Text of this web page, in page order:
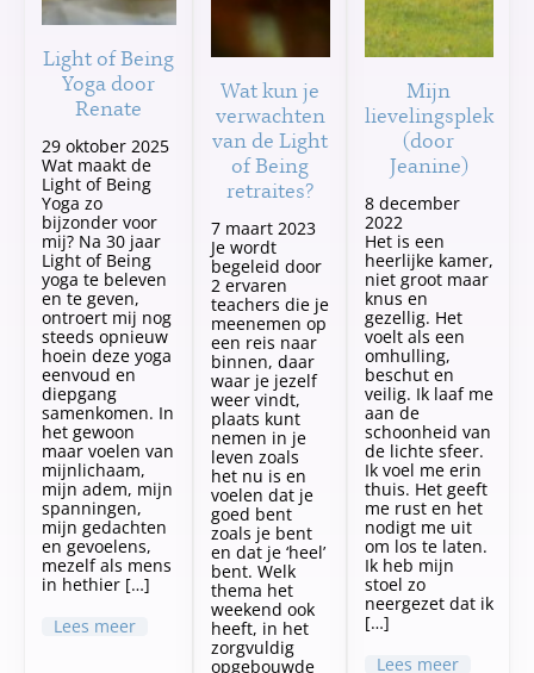
Light of Being
Yoga door
Renate
29 oktober 2025
Wat maakt de
Light of Being
Yoga zo
bijzonder voor
mij? Na 30 jaar
Light of Being
yoga te beleven
en te geven,
ontroert mij nog
steeds opnieuw
hoein deze yoga
eenvoud en
diepgang
samenkomen. In
het gewoon
maar voelen van
mijnlichaam,
mijn adem, mijn
spanningen,
mijn gedachten
en gevoelens,
mezelf als mens
in hethier […]
Lees meer
Wat kun je
verwachten
van de Light
of Being
retraites?
7 maart 2023
Je wordt
begeleid door
2 ervaren
teachers die je
meenemen op
een reis naar
binnen, daar
waar je jezelf
weer vindt,
plaats kunt
nemen in je
leven zoals
het nu is en
voelen dat je
goed bent
zoals je bent
en dat je ‘heel’
bent. Welk
thema het
weekend ook
heeft, in het
zorgvuldig
opgebouwde
Mijn
lievelingsplek
(door
Jeanine)
8 december
2022
Het is een
heerlijke kamer,
niet groot maar
knus en
gezellig. Het
voelt als een
omhulling,
beschut en
veilig. Ik laaf me
aan de
schoonheid van
de lichte sfeer.
Ik voel me erin
thuis. Het geeft
me rust en het
nodigt me uit
om los te laten.
Ik heb mijn
stoel zo
neergezet dat ik
[…]
Lees meer